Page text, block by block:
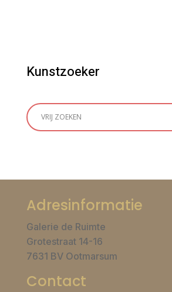
Kunstzoeker
Adresinformatie
Galerie de Ruimte
Grotestraat 14-16
7631 BV Ootmarsum
Contact